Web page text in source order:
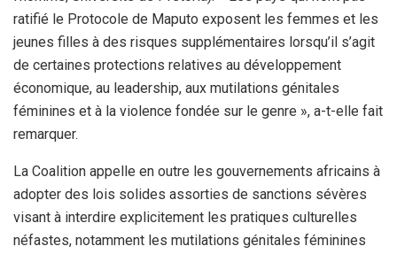
ratifié le Protocole de Maputo exposent les femmes et les
jeunes filles à des risques supplémentaires lorsqu’il s’agit
de certaines protections relatives au développement
économique, au leadership, aux mutilations génitales
féminines et à la violence fondée sur le genre », a-t-elle fait
remarquer.
La Coalition appelle en outre les gouvernements africains à
adopter des lois solides assorties de sanctions sévères
visant à interdire explicitement les pratiques culturelles
néfastes, notamment les mutilations génitales féminines